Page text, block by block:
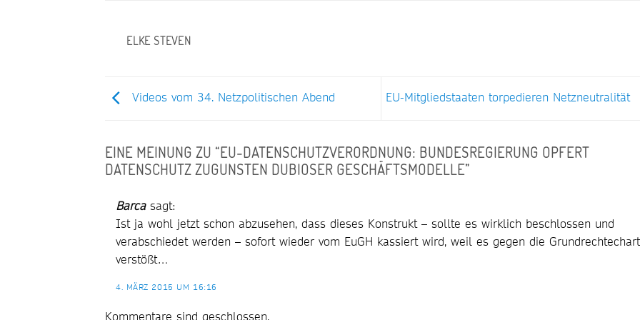
ELKE STEVEN
Videos vom 34. Netzpolitischen Abend EU-Mitgliedstaaten torpedieren Netzneutralität
EINE MEINUNG ZU “EU-DATENSCHUTZVERORDNUNG: BUNDESREGIERUNG OPFERT
DATENSCHUTZ ZUGUNSTEN DUBIOSER GESCHÄFTSMODELLE”
Barca sagt:
Ist ja wohl jetzt schon abzusehen, dass dieses Konstrukt – sollte es wirklich beschlossen und
verabschiedet werden – sofort wieder vom EuGH kassiert wird, weil es gegen die
verstößt…
4. MÄRZ 2015 UM 16:16
Kommentare sind geschlossen.